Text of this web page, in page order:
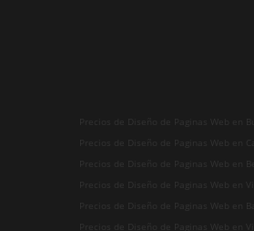
Precios de Diseño de Paginas Web en
Precios de Diseño de Paginas Web en
Precios de Diseño de Paginas Web en
Precios de Diseño de Paginas Web en
Precios de Diseño de Paginas Web en
Precios de Diseño de Paginas Web en